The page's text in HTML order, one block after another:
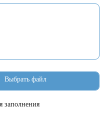
заполнения